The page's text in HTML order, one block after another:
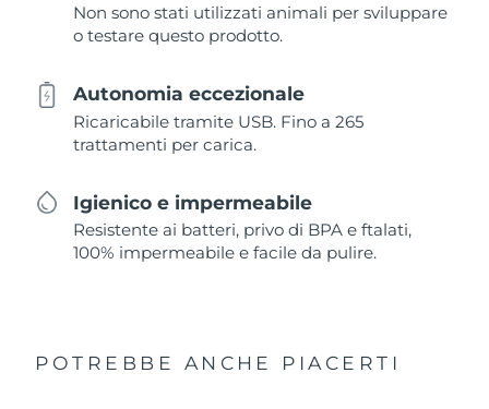
Non sono stati utilizzati animali per sviluppare
o testare questo prodotto.
Autonomia eccezionale
Ricaricabile tramite USB. Fino a 265
trattamenti per carica.
Igienico e impermeabile
Resistente ai batteri, privo di BPA e ftalati,
100% impermeabile e facile da pulire.
POTREBBE ANCHE PIACERTI